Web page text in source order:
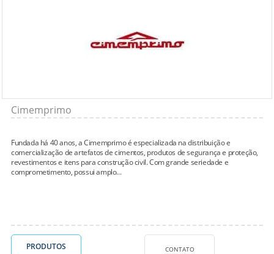
Cimemprimo
Fundada há 40 anos, a Cimemprimo é especializada na distribuição e
comercialização de artefatos de cimentos, produtos de segurança e proteção,
revestimentos e itens para construção civil. Com grande seriedade e
comprometimento, possui amplo...
PRODUTOS CONTATO